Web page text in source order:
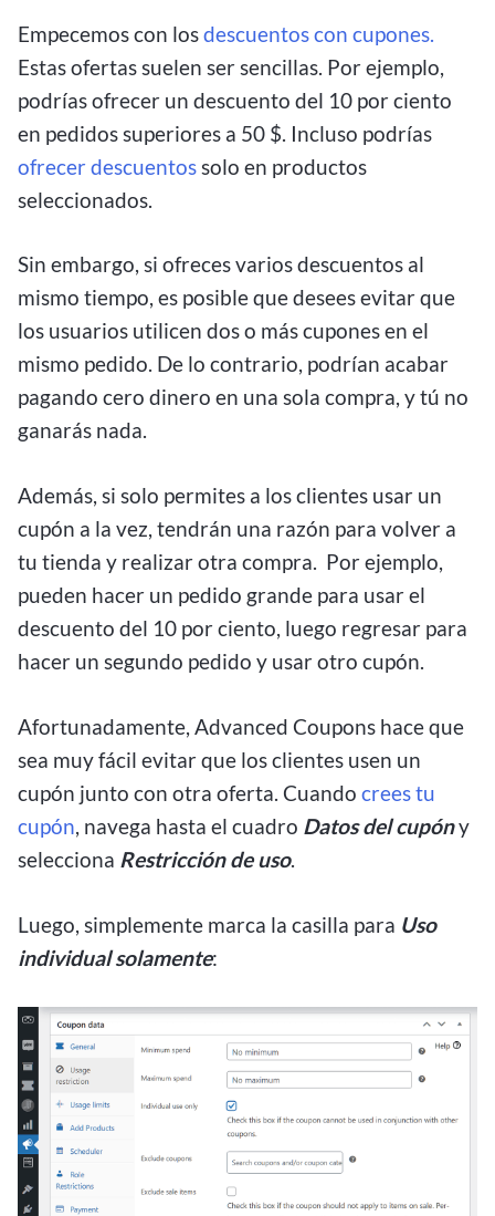
Empecemos con losdescuentos con cupones.
Estas ofertas suelen ser sencillas. Por ejemplo,
podrías ofrecer un descuento del 10 por ciento
en pedidos superiores a 50 $. Incluso podrías
ofrecer descuentossolo en productos
seleccionados.
Sin embargo, si ofreces varios descuentos al
mismo tiempo, es posible que desees evitar que
los usuarios utilicen dos o más cupones en el
mismo pedido. De lo contrario, podrían acabar
pagando cero dinero en una sola compra, y tú no
ganarás nada.
Además, si solo permites a los clientes usar un
cupón a la vez, tendrán una razón para volver a
tu tienda y realizar otra compra. Por ejemplo,
pueden hacer un pedido grande para usar el
descuento del 10 por ciento, luego regresar para
hacer un segundo pedido y usar otro cupón.
Afortunadamente, Advanced Coupons hace que
sea muy fácil evitar que los clientes usen un
cupón junto con otra oferta. Cuando crees tu
cupón, navega hasta el cuadro Datos del cupóny
selecciona Restricción de uso.
Luego, simplemente marca la casilla para Uso
individual solamente: